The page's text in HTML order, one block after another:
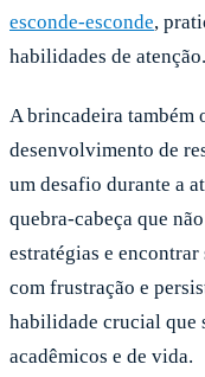
esconde-esconde,
habilidades de atenção.
A brincadeira também
desenvolvimento de
um desafio durante a
quebra-cabeça que
estratégias e
com frustração e
habilidade crucial que
acadêmicos e de vida.